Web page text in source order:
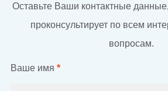
Оставьте Ваши контактные
проконсультирует по всем
вопросам.
Ваше имя *